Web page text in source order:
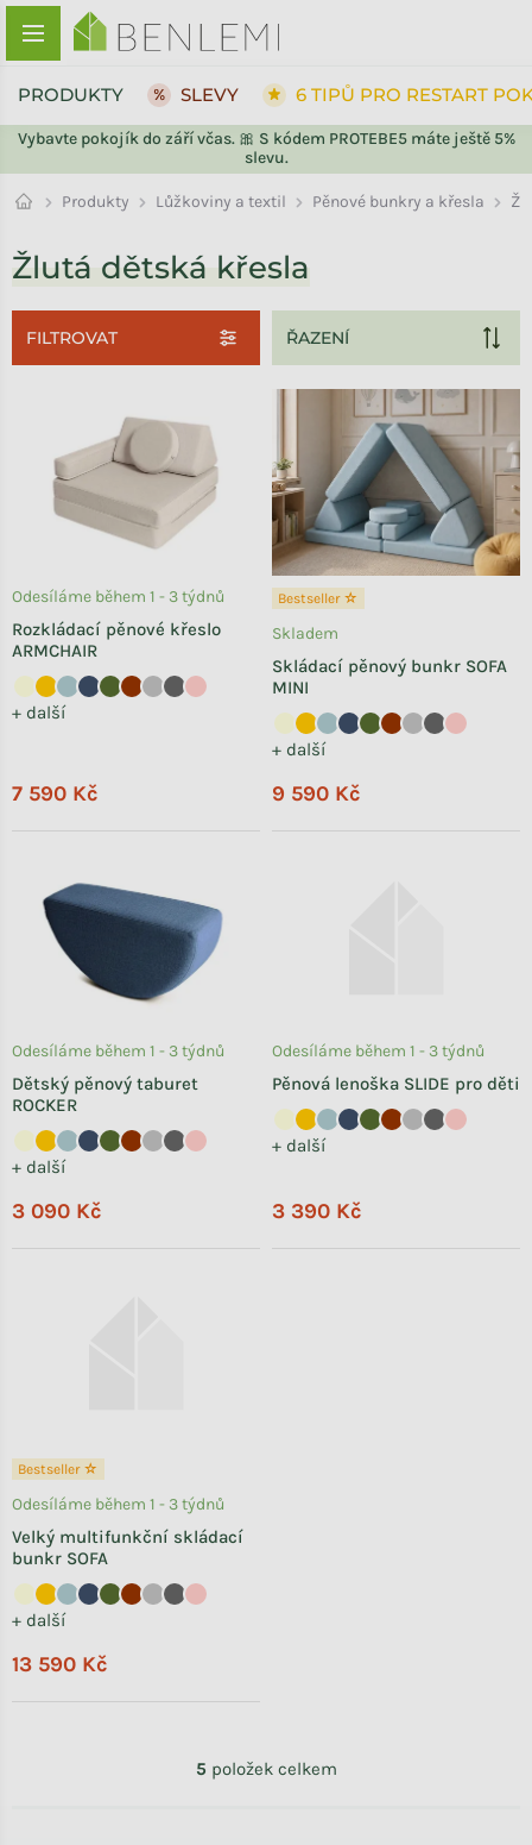
Přejít na obsah
Vybavte pokojík do září včas. 🎀 S kódem PROTEBE5 máte ještě 5%
slevu.
PRODUKTY SLEVY 6 TIPŮ PRO RESTART
Produkty Lůžkoviny a textil Pěnové bunkry a křesla
Žlutá dětská křesla
FILTROVAT
Rozkládací pěnové křeslo
ARMCHAIR
+ další
Odesíláme během 1 - 3 týdnů
7 590 Kč
Bestseller ☆
Skládací pěnový bunkr SOFA
MINI
+ další
Skladem
9 590 Kč
Dětský pěnový taburet
ROCKER
+ další
Odesíláme během 1 - 3 týdnů
3 090 Kč
Pěnová lenoška SLIDE pro děti
+ další
Odesíláme během 1 - 3 týdnů
3 390 Kč
Bestseller ☆
Velký multifunkční skládací
bunkr SOFA
+ další
Odesíláme během 1 - 3 týdnů
13 590 Kč
5 položek celkem